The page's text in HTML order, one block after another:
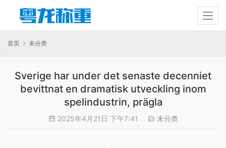
首页 未分类
Sverige har under det senaste decenniet
bevittnat en dramatisk utveckling inom
spelindustrin, prägla
2025年4月21日 下午7:41 未分类